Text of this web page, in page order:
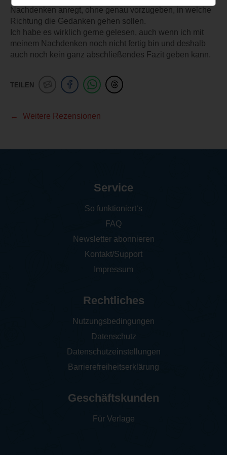
Nachdenken anregt, ohne genau vorzugeben, in welche
Richtung die Gedanken gehen sollen.
Ich habe es wirklich gerne gelesen, auch wenn ich mit
meinem Nachdenken noch nicht fertig bin und deshalb
auch noch kein ganz abschließendes Fazit geben kann.
TEILEN
Weitere Rezensionen
Service
So funktioniert‘s
FAQ
Newsletter abonnieren
Kontakt/Support
Impressum
Rechtliches
Nutzungsbedingungen
Datenschutz
Datenschutzeinstellungen
Barrierefreiheitserklärung
Geschäftskunden
Für Verlage